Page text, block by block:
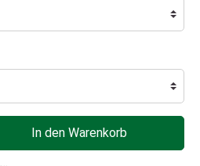
In den Warenkorb